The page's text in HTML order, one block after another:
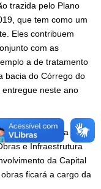
trazida pelo Plano
que tem como um
Eles contribuem
com as
a de tratamento
bacia do Córrego do
neste ano
de Política
e Infraestrutura
da Capital
ficará a cargo da